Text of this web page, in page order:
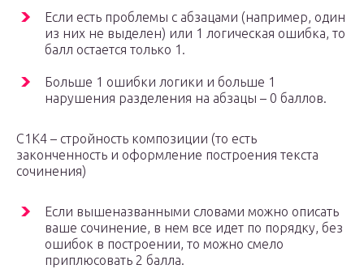
Если есть проблемы с абзацами (например, один
из них не выделен) или 1 логическая ошибка, то
балл остается только 1.
Больше 1 ошибки логики и больше 1
нарушения разделения на абзацы – 0 баллов.
С1К4 – стройность композиции (то есть
законченность и оформление построения текста
сочинения)
Если вышеназванными словами можно описать
ваше сочинение, в нем все идет по порядку, без
ошибок в построении, то можно смело
приплюсовать 2 балла.